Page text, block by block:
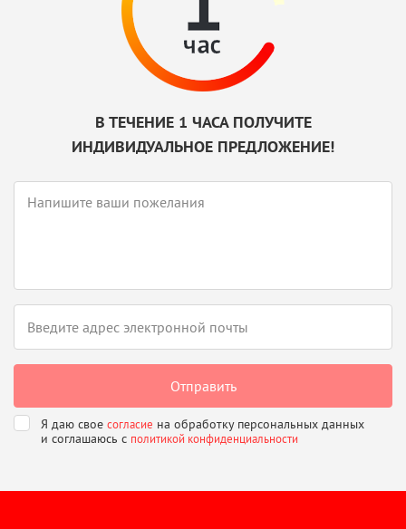
В ТЕЧЕНИЕ 1 ЧАСА ПОЛУЧИТЕ
ИНДИВИДУАЛЬНОЕ ПРЕДЛОЖЕНИЕ!
Я даю свое согласие на обработку персональных данных
и соглашаюсь с политикой конфиденциальности